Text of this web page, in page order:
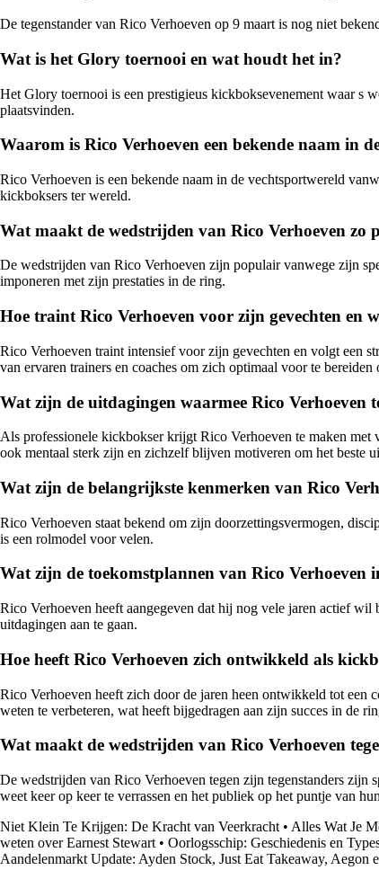
De tegenstander van Rico Verhoeven op 9 maart is nog niet
Wat is het Glory toernooi en wat houdt het in?
Het Glory toernooi is een prestigieus kickboksevenement waar s
plaatsvinden.
Waarom is Rico Verhoeven een bekende naam in
Rico Verhoeven is een bekende naam in de vechtsportwereld
kickboksers ter wereld.
Wat maakt de wedstrijden van Rico Verhoeven
De wedstrijden van Rico Verhoeven zijn populair vanwege zijn
imponeren met zijn prestaties in de ring.
Hoe traint Rico Verhoeven voor zijn gevechten en
Rico Verhoeven traint intensief voor zijn gevechten en volgt een
van ervaren trainers en coaches om zich optimaal voor te bereiden
Wat zijn de uitdagingen waarmee Rico Verhoeven
Als professionele kickbokser krijgt Rico Verhoeven te maken met
ook mentaal sterk zijn en zichzelf blijven motiveren om het beste
Wat zijn de belangrijkste kenmerken van Rico
Rico Verhoeven staat bekend om zijn doorzettingsvermogen,
is een rolmodel voor velen.
Wat zijn de toekomstplannen van Rico Verhoeven
Rico Verhoeven heeft aangegeven dat hij nog vele jaren actief
uitdagingen aan te gaan.
Hoe heeft Rico Verhoeven zich ontwikkeld als
Rico Verhoeven heeft zich door de jaren heen ontwikkeld tot een
weten te verbeteren, wat heeft bijgedragen aan zijn succes in de
Wat maakt de wedstrijden van Rico Verhoeven
De wedstrijden van Rico Verhoeven tegen zijn tegenstanders zijn
weet keer op keer te verrassen en het publiek op het puntje van
Niet Klein Te Krijgen: De Kracht van Veerkracht • Alles Wat Je
weten over Earnest Stewart • Oorlogsschip: Geschiedenis en
Aandelenmarkt Update: Ayden Stock, Just Eat Takeaway, Aegon